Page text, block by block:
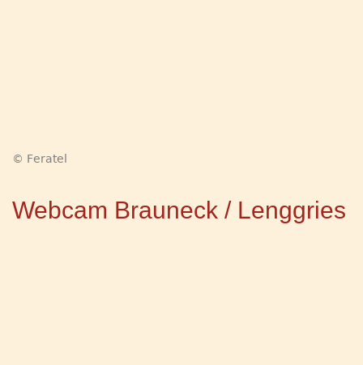
© Feratel
Webcam Brauneck / Lenggries